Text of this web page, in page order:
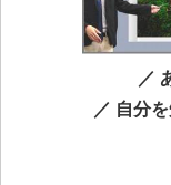
／
／ 自分